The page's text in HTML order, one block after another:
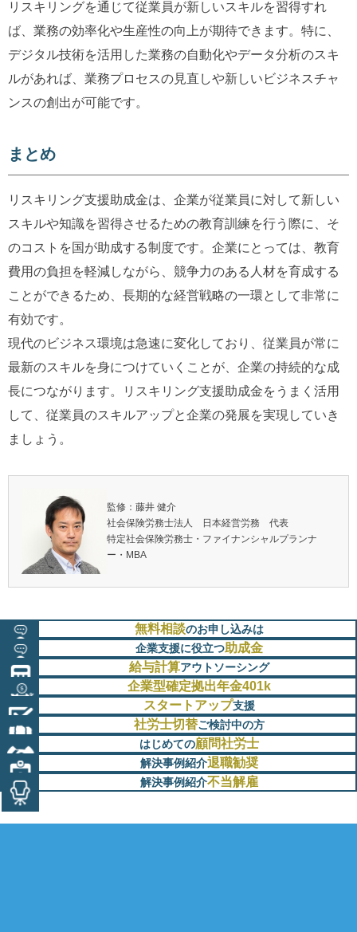
リスキリングを通じて従業員が新しいスキルを習得すれ
ば、業務の効率化や生産性の向上が期待できます。特に、
デジタル技術を活用した業務の自動化やデータ分析のスキ
ルがあれば、業務プロセスの見直しや新しいビジネスチャ
ンスの創出が可能です。
まとめ
リスキリング支援助成金は、企業が従業員に対して新しい
スキルや知識を習得させるための教育訓練を行う際に、そ
のコストを国が助成する制度です。企業にとっては、教育
費用の負担を軽減しながら、競争力のある人材を育成する
ことができるため、長期的な経営戦略の一環として非常に
有効です。
現代のビジネス環境は急速に変化しており、従業員が常に
最新のスキルを身につけていくことが、企業の持続的な成
長につながります。リスキリング支援助成金をうまく活用
して、従業員のスキルアップと企業の発展を実現していき
ましょう。
監修：藤井 健介
社会保険労務士法人 日本経営労務 代表
特定社会保険労務士・ファイナンシャルプランナ
ー・MBA
無料相談のお申し込みは
企業支援に役立つ助成金
給与計算アウトソーシング
企業型確定拠出年金401k
スタートアップ支援
社労士切替ご検討中の方
はじめての顧問社労士
解決事例紹介退職勧奨
解決事例紹介不当解雇